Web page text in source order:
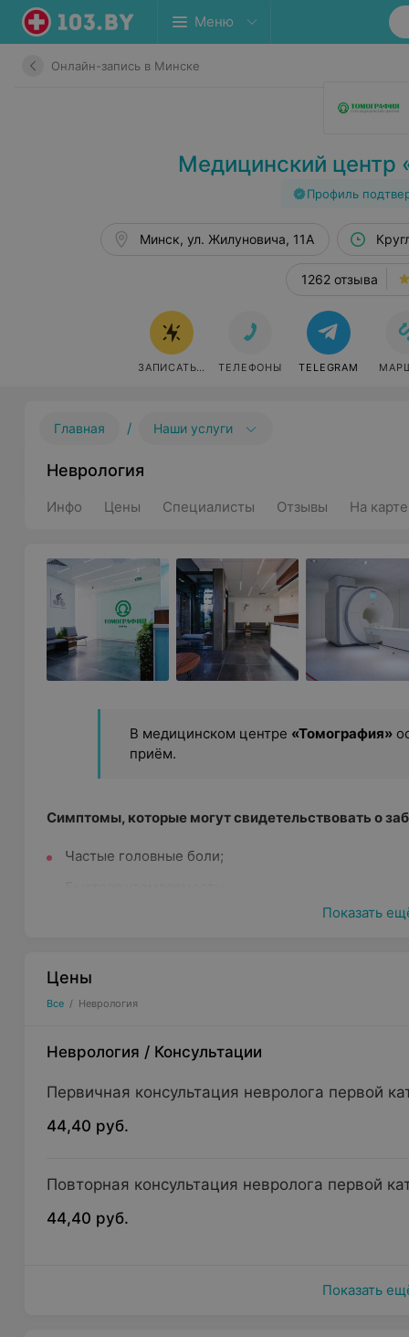
Меню
Онлайн-запись в Минске
Медицинский центр
Профиль
Минск, ул. Жилуновича, 11А
1262 отзыва
ЗАПИСАТЬСЯ ОНЛАЙН
ТЕЛЕФОНЫ TELEGRAM
Главная / Наши услуги
Неврология
Инфо Цены Специалисты Отзывы На карте
В медицинском центре «Томография»
приём.
Симптомы, которые могут свидетельствовать о
Частые головные боли;
Шум в ушах;
Резкое снижение зрения;
Нарушение чувствительности;
Приступы страха;
Нарушение сна;
Нарушение координации;
Нарушение походки;
Показать
Цены
Все / Неврология
Неврология / Консультации
Первичная консультация невролога первой
44,40 руб.
Повторная консультация невролога первой
44,40 руб.
Показать